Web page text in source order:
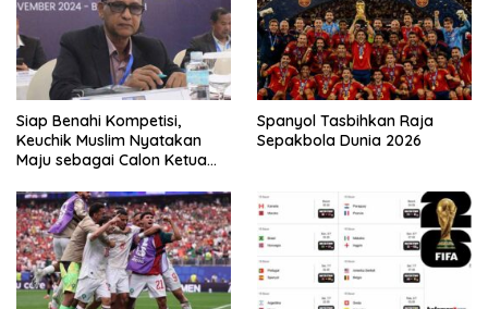
Siap Benahi Kompetisi,
Keuchik Muslim Nyatakan
Maju sebagai Calon Ketua
Spanyol Tasbihkan Raja
Sepakbola Dunia 2026